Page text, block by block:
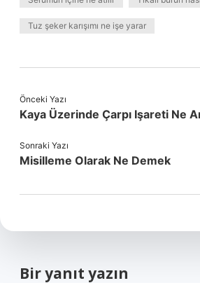
Tuz şeker karışımı ne işe yarar
Önceki Yazı
Kaya Üzerinde Çarpı Işareti Ne
Sonraki Yazı
Misilleme Olarak Ne Demek
Bir yanıt yazın